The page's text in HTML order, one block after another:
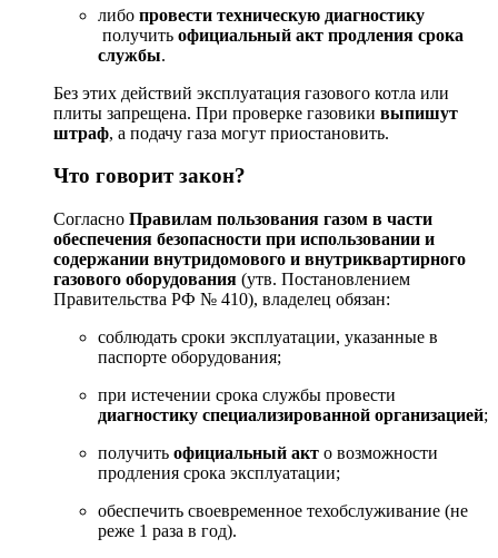
либо провести техническую диагностику
получить официальный акт продления срока
службы.
Без этих действий эксплуатация газового котла или
плиты запрещена. При проверке газовики выпишут
штраф, а подачу газа могут приостановить.
Что говоритзакон?
Согласно Правилам пользования газом в части
обеспечения безопасности при использовании и
содержании внутридомового и внутриквартирного
газового оборудования (утв. Постановлением
Правительства РФ № 410), владелец обязан:
соблюдать сроки эксплуатации, указанные в
паспорте оборудования;
при истечении срока службы провести
диагностику специализированной организацией;
получить официальный акт о возможности
продления срока эксплуатации;
обеспечить своевременное техобслуживание (не
реже 1 раза в год).